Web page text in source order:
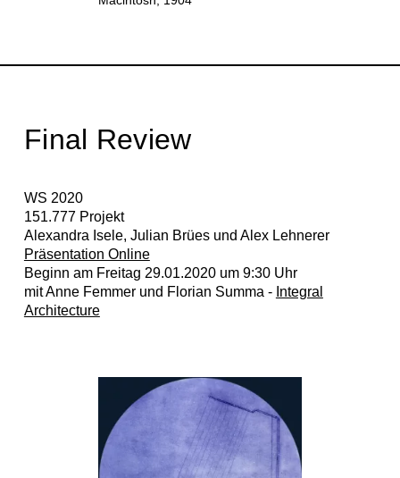
Final Review
WS 2020
151.777 Projekt
Alexandra Isele, Julian Brües und Alex Lehnerer
Präsentation Online
Beginn am Freitag 29.01.2020 um 9:30 Uhr
mit Anne Femmer und Florian Summa - Integral
Architecture